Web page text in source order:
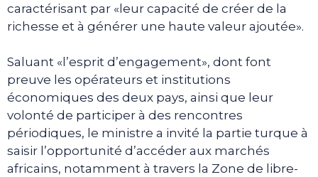
caractérisant par «leur capacité de créer de la
richesse et à générer une haute valeur ajoutée».
Saluant «l’esprit d’engagement», dont font
preuve les opérateurs et institutions
économiques des deux pays, ainsi que leur
volonté de participer à des rencontres
périodiques, le ministre a invité la partie turque à
saisir l’opportunité d’accéder aux marchés
africains, notamment à travers la Zone de libre-